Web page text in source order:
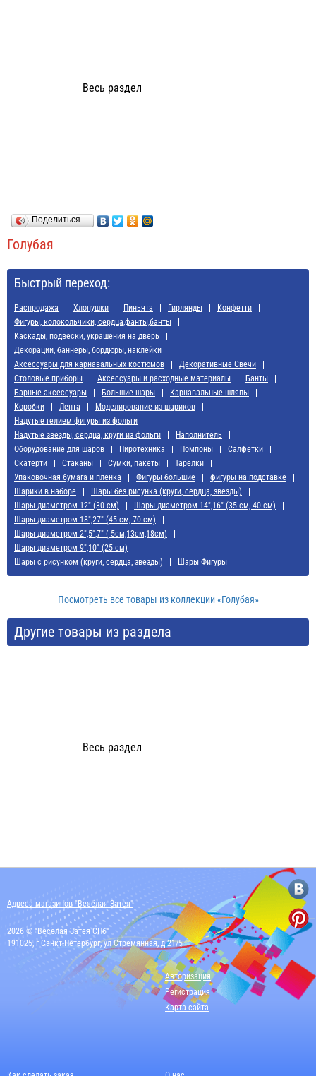
Весь раздел
Поделиться…
Голубая
Быстрый переход:
Распродажа Хлопушки Пиньята Гирлянды
Конфетти
Фигуры, колокольчики, сердца,фанты,банты
Каскады, подвески, украшения на дверь
Декорации, баннеры, бордюры, наклейки
Аксессуары для карнавальных костюмов
Декоративные Свечи
Cтоловые приборы
Аксессуары и расходные материалы
Банты
Барные аксессуары
Большие шары
Карнавальные шляпы
Коробки
Лента
Моделирование из шариков
Надутые гелием фигуры из фольги
Надутые звезды, сердца, круги из фольги
Наполнитель
Оборудование для шаров
Пиротехника Помпоны
Салфетки
Скатерти
Стаканы Сумки, пакеты
Тарелки
Упаковочная бумага и пленка
Фигуры большие
фигуры на подставке
Шарики в наборе
Шары без рисунка (круги, сердца, звезды)
Шары диаметром 12" (30 см)
Шары диаметром 14",16" (35 см, 40 см)
Шары диаметром 18",27" (45 см, 70 см)
Шары диаметром 2",5",7" ( 5см,13см,18см)
Шары диаметром 9",10" (25 см)
Шары с рисунком (круги, сердца, звезды)
Шары Фигуры
Посмотреть все товары из коллекции «Голубая»
Другие товары из раздела
Весь раздел
Адреса магазинов "Весёлая Затея"
2026 © "Весёлая Затея СПб"
191025, г Санкт-Петербург, ул Стремянная, д 21/5
Авторизация
Регистрация
Карта сайта